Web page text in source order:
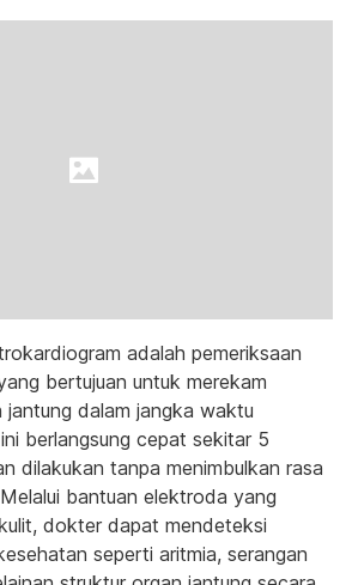
adalah pemeriksaan
bertujuan untuk merekam
dalam jangka waktu
berlangsung cepat sekitar 5
dilakukan tanpa menimbulkan rasa
bantuan elektroda yang
dokter dapat mendeteksi
seperti aritmia, serangan